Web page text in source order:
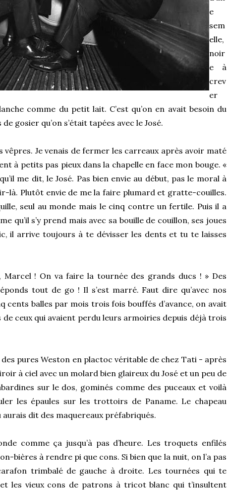
e
sem
elle,
noir
e à
crev
er
comme du petit lait. C’est qu’on en avait besoin du
gosier qu’on s’était tapées avec le José.
Je venais de fermer les carreaux après avoir maté
à petits pas pieux dans la chapelle en face mon bouge. «
me dit, le José. Pas bien envie au début, pas le moral à
là. Plutôt envie de me la faire plumard et gratte-couilles.
seul au monde mais le cinq contre un fertile. Puis il a
qu’il s’y prend mais avec sa bouille de couillon, ses joues
il arrive toujours à te dévisser les dents et tu te laisses
Marcel ! On va faire la tournée des grands ducs ! » Des
tout de go ! Il s’est marré. Faut dire qu’avec nos
cents balles par mois trois fois bouffés d’avance, on avait
ceux qui avaient perdu leurs armoiries depuis déjà trois
des pures Weston en plactoc véritable de chez Tati - après
à ciel avec un molard bien glaireux du José et un peu de
sur le dos, gominés comme des puceaux et voilà
les épaules sur les trottoirs de Paname. Le chapeau
dit des maquereaux préfabriqués.
comme ça jusqu’à pas d’heure. Les troquets enfilés
bières à rendre pi que cons. Si bien que la nuit, on l’a pas
trimbalé de gauche à droite. Les tournées qui te
les vieux cons de patrons à tricot blanc qui t’insultent